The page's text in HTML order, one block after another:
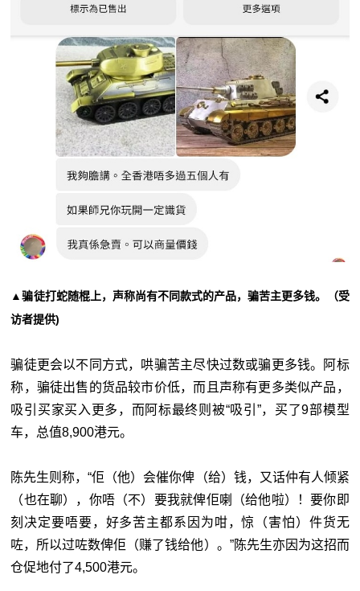
▲骗徒打蛇随棍上，声称尚有不同款式的产品，骗苦主更多钱。（受
访者提供)
骗徒更会以不同方式，哄骗苦主尽快过数或骗更多钱。阿标
称，骗徒出售的货品较市价低，而且声称有更多类似产品，
吸引买家买入更多，而阿标最终则被“吸引”，买了9部模型
车，总值8,900港元。
陈先生则称，“佢（他）会催你俾（给）钱，又话仲有人倾紧
（也在聊），你唔（不）要我就俾佢喇（给他啦）！要你即
刻决定要唔要，好多苦主都系因为咁，惊（害怕）件货无
咗，所以过咗数俾佢（赚了钱给他）。”陈先生亦因为这招而
仓促地付了4,500港元。